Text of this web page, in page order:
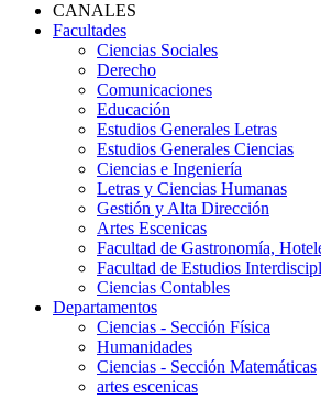
CANALES
Facultades
Ciencias Sociales
Derecho
Comunicaciones
Educación
Estudios Generales Letras
Estudios Generales Ciencias
Ciencias e Ingeniería
Letras y Ciencias Humanas
Gestión y Alta Dirección
Artes Escenicas
Facultad de Gastronomía,
Facultad de Estudios
Ciencias Contables
Departamentos
Ciencias - Sección Física
Humanidades
Ciencias - Sección Matemáticas
artes escenicas